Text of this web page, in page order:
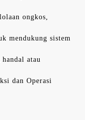
ongkos,
mendukung sistem
atau
dan Operasi